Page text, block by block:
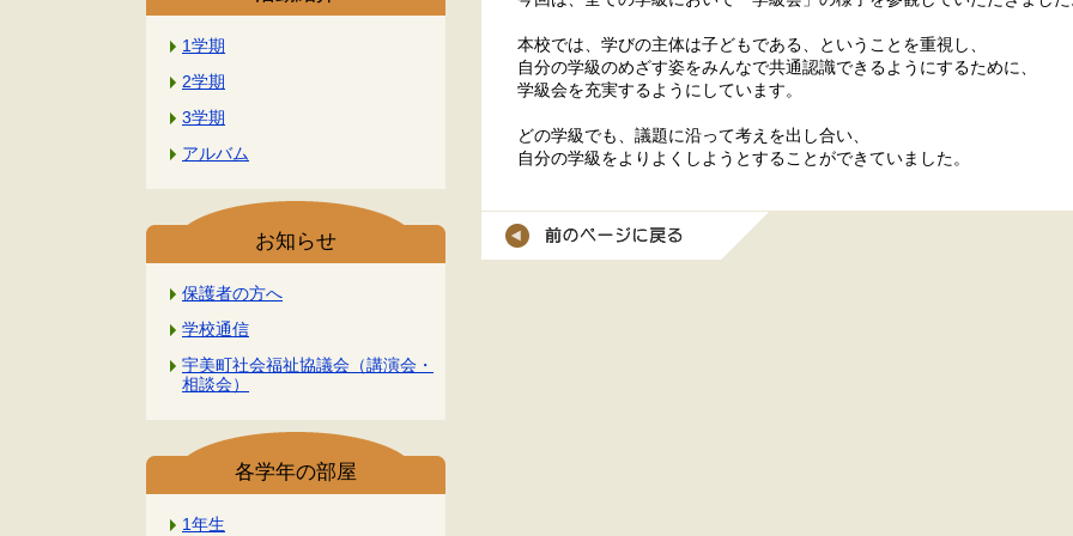
1学期
2学期
3学期
アルバム
お知らせ
保護者の方へ
学校通信
宇美町社会福祉協議会（講演会・
相談会）
各学年の部屋
1年生
本校では、学びの主体は子どもである、ということを重視し、
自分の学級のめざす姿をみんなで共通認識できるようにするために、
学級会を充実するようにしています。
どの学級でも、議題に沿って考えを出し合い、
自分の学級をよりよくしようとすることができていました。